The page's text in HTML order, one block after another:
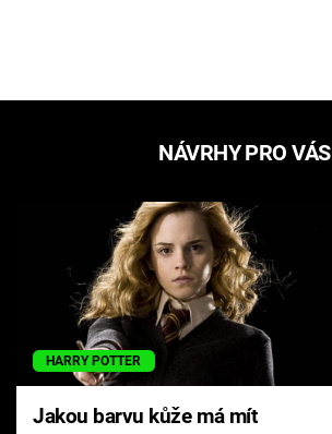
NÁVRHY PRO VÁS
HARRY POTTER
Jakou barvu kůže má mít